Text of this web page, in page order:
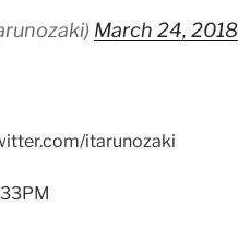
March 24, 2018
itarunozaki